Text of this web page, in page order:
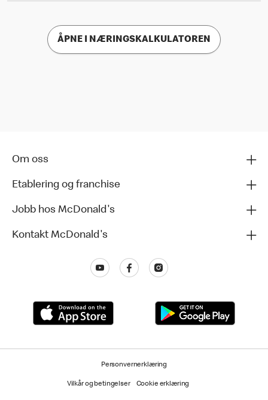
ÅPNE I NÆRINGSKALKULATOREN
Om oss
Etablering og franchise
Jobb hos McDonald's
Kontakt McDonald's
Personvernerklæring
Vilkår og betingelser Cookie erklæring